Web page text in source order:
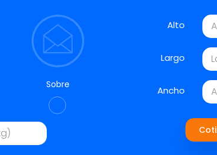
Sobre
Alto
Largo
Ancho